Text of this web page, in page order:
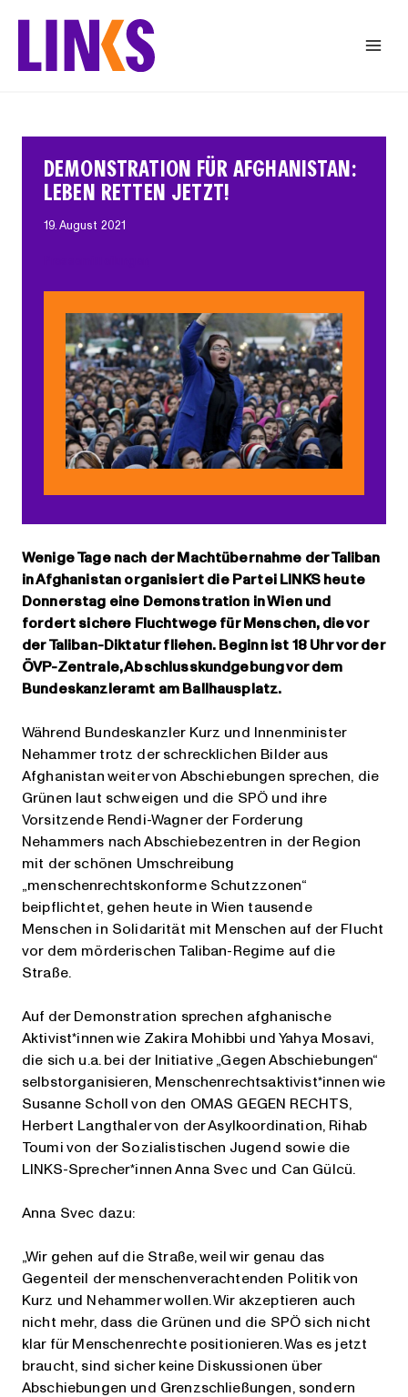
DEMONSTRATION FÜR AFGHANISTAN:
LEBEN RETTEN JETZT!
19. August 2021
Wenige Tage nach der Machtübernahme der Taliban
in Afghanistan organisiert die Partei LINKS heute
Donnerstag eine Demonstration in Wien und
fordert sichere Fluchtwege für Menschen, die vor
der Taliban-Diktatur fliehen. Beginn ist 18 Uhr vor der
ÖVP-Zentrale, Abschlusskundgebung vor dem
Bundeskanzleramt am Ballhausplatz.
Während Bundeskanzler Kurz und Innenminister
Nehammer trotz der schrecklichen Bilder aus
Afghanistan weiter von Abschiebungen sprechen, die
Grünen laut schweigen und die SPÖ und ihre
Vorsitzende Rendi-Wagner der Forderung
Nehammers nach Abschiebezentren in der Region
mit der schönen Umschreibung
„menschenrechtskonforme Schutzzonen“
beipflichtet, gehen heute in Wien tausende
Menschen in Solidarität mit Menschen auf der Flucht
vor dem mörderischen Taliban-Regime auf die
Straße.
Auf der Demonstration sprechen afghanische
Aktivist*innen wie Zakira Mohibbi und Yahya Mosavi,
die sich u.a. bei der Initiative „Gegen Abschiebungen“
selbstorganisieren, Menschenrechtsaktivist*innen wie
Susanne Scholl von den OMAS GEGEN RECHTS,
Herbert Langthaler von der Asylkoordination, Rihab
Toumi von der Sozialistischen Jugend sowie die
LINKS-Sprecher*innen Anna Svec und Can Gülcü.
Anna Svec dazu:
„Wir gehen auf die Straße, weil wir genau das
Gegenteil der menschenverachtenden Politik von
Kurz und Nehammer wollen. Wir akzeptieren auch
nicht mehr, dass die Grünen und die SPÖ sich nicht
klar für Menschenrechte positionieren. Was es jetzt
braucht, sind sicher keine Diskussionen über
Abschiebungen und Grenzschließungen, sondern